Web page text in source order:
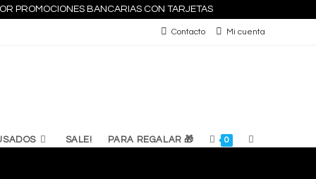
PROMOCIONES BANCARIAS CON TARJETAS
Contacto Mi cuenta
SALE! PARA REGALAR 🎁 0 ALTERNAR